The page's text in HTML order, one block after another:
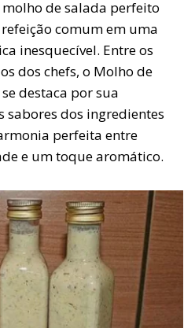
de salada perfeito
comum em uma
inesquecível. Entre os
dos chefs, o Molho de
destaca por sua
sabores dos ingredientes
perfeita entre
e um toque aromático.